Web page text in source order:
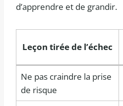
d’apprendre et de grandir.
Leçon tirée de l’échec
Ne pas craindre la prise
de risque